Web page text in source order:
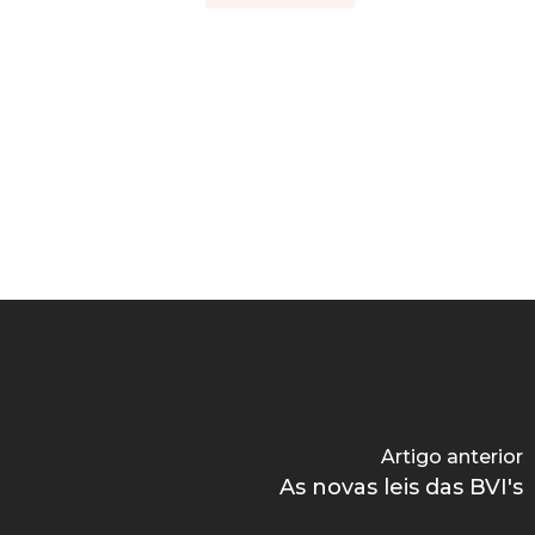
Artigo anterior
As novas leis das BVI's